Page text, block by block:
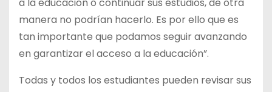
manera no podrían hacerlo. Es por ello que es
tan importante que podamos seguir avanzando
en garantizar el acceso a la educación”.
Todas y todos los estudiantes pueden revisar sus